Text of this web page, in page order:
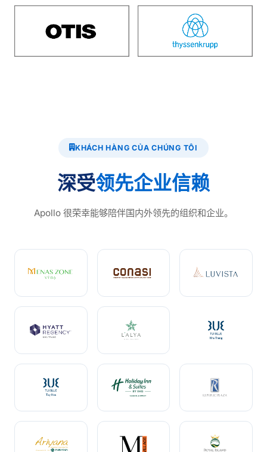
KHÁCH HÀNG CỦA CHÚNG TÔI
深受领先企业信赖
Apollo 很荣幸能够陪伴国内外领先的组织和企业。